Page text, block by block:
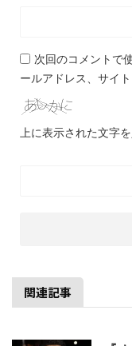
次回のコメントで
ールアドレス、サイト
上に表示された文字
関連記事